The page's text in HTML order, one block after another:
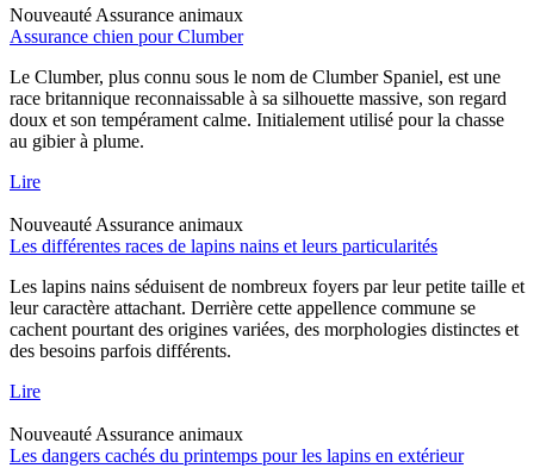
Nouveauté Assurance animaux
Assurance chien pour Clumber
Le Clumber, plus connu sous le nom de Clumber Spaniel, est une
race britannique reconnaissable à sa silhouette massive, son regard
doux et son tempérament calme. Initialement utilisé pour la chasse
au gibier à plume.
Lire
Nouveauté Assurance animaux
Les différentes races de lapins nains et leurs particularités
Les lapins nains séduisent de nombreux foyers par leur petite taille et
leur caractère attachant. Derrière cette appellence commune se
cachent pourtant des origines variées, des morphologies distinctes et
des besoins parfois différents.
Lire
Nouveauté Assurance animaux
Les dangers cachés du printemps pour les lapins en extérieur